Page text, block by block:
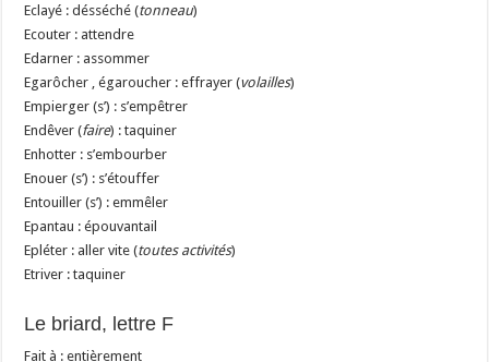
Eclayé : désséché (tonneau)
Ecouter : attendre
Edarner : assommer
Egarôcher , égaroucher : effrayer (volailles)
Empierger (s’) : s’empêtrer
Endêver (faire) : taquiner
Enhotter : s’embourber
Enouer (s’) : s’étouffer
Entouiller (s’) : emmêler
Epantau : épouvantail
Epléter : aller vite (toutes activités)
Etriver : taquiner
Le briard, lettre F
Fait à : entièrement